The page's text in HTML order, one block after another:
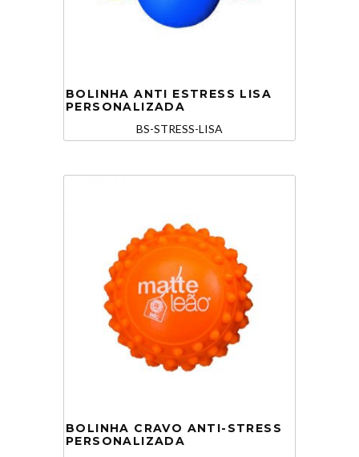
BOLINHA ANTI ESTRESS LISA
PERSONALIZADA
BS-STRESS-LISA
BOLINHA CRAVO ANTI-STRESS
PERSONALIZADA